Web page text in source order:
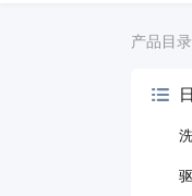
产品目录